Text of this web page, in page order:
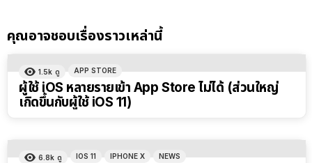
คุณอาจชอบเรื่องราวเหล่านี้
1.5k ดู APP STORE
ผู้ใช้ iOS หลายรายเข้า App Store ไม่ได้ (ส่วนใหญ่
เกิดขึ้นกับผู้ใช้ iOS 11)
6.8k ดู IOS 11 IPHONE X NEWS